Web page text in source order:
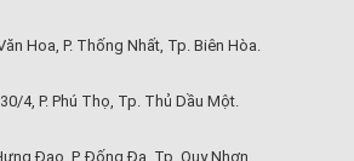
Hoa, P. Thống Nhất, Tp. Biên Hòa.
4, P. Phú Thọ, Tp. Thủ Dầu Một.
Đạo, P. Đống Đa, Tp. Quy Nhơn.